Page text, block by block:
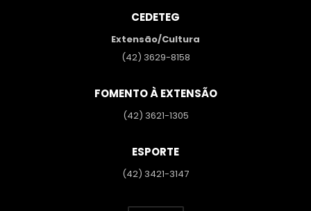
CEDETEG
Extensão/Cultura
(42) 3629-8158
FOMENTO À EXTENSÃO
(42) 3621-1305
ESPORTE
(42) 3421-3147